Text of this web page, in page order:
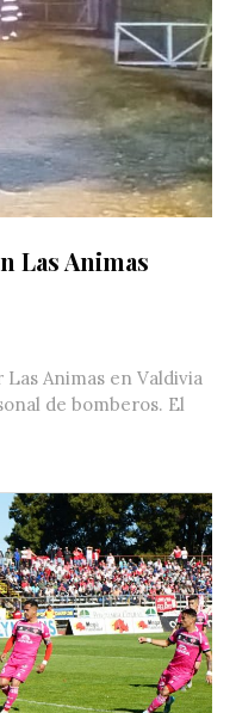
Las Animas
Animas en Valdivia
de bomberos. El